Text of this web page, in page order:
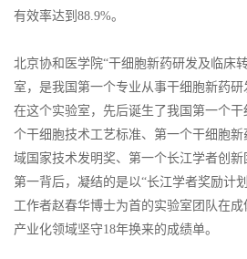
有效率达到88.9%。
北京协和医学院“干细胞新药研发及临床
室，是我国第一个专业从事干细胞新药研
在这个实验室，先后诞生了我国第一个
个干细胞技术工艺标准、第一个干细胞
域国家技术发明奖、第一个长江学者创
第一背后，凝结的是以“长江学者奖励计
工作者赵春华博士为首的实验室团队在
产业化领域坚守18年换来的成绩单。